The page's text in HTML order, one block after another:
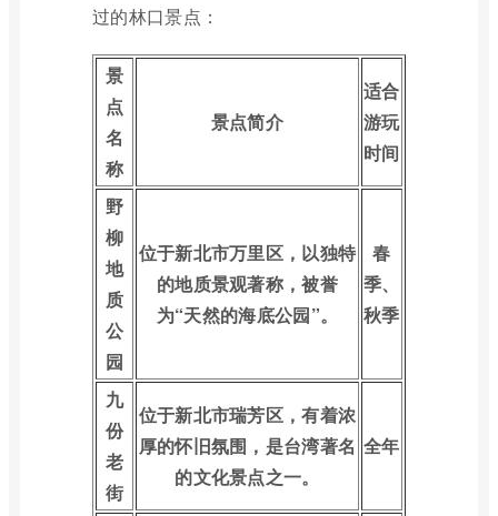
过的林口景点：
景
点
名
称
景点简介
适合
游玩
时间
野
柳
地
质
公
园
位于新北市万里区，以独特
的地质景观著称，被誉
为“天然的海底公园”。
春
季、
秋季
九
份
老
街
位于新北市瑞芳区，有着浓
厚的怀旧氛围，是台湾著名
的文化景点之一。
全年